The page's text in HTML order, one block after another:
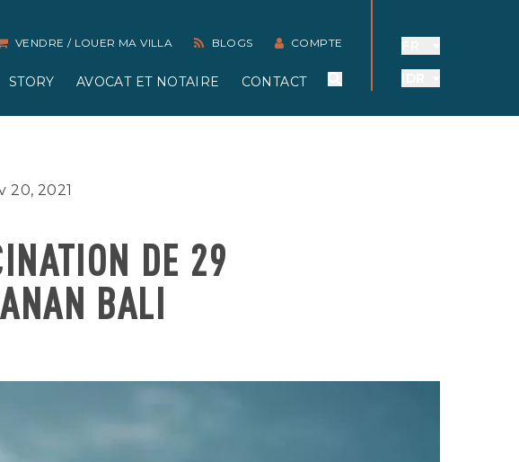
VENDRE / LOUER MA VILLA BLOGS COMPTE
STORY AVOCAT ET NOTAIRE CONTACT
20, 2021
DE 29
BALI